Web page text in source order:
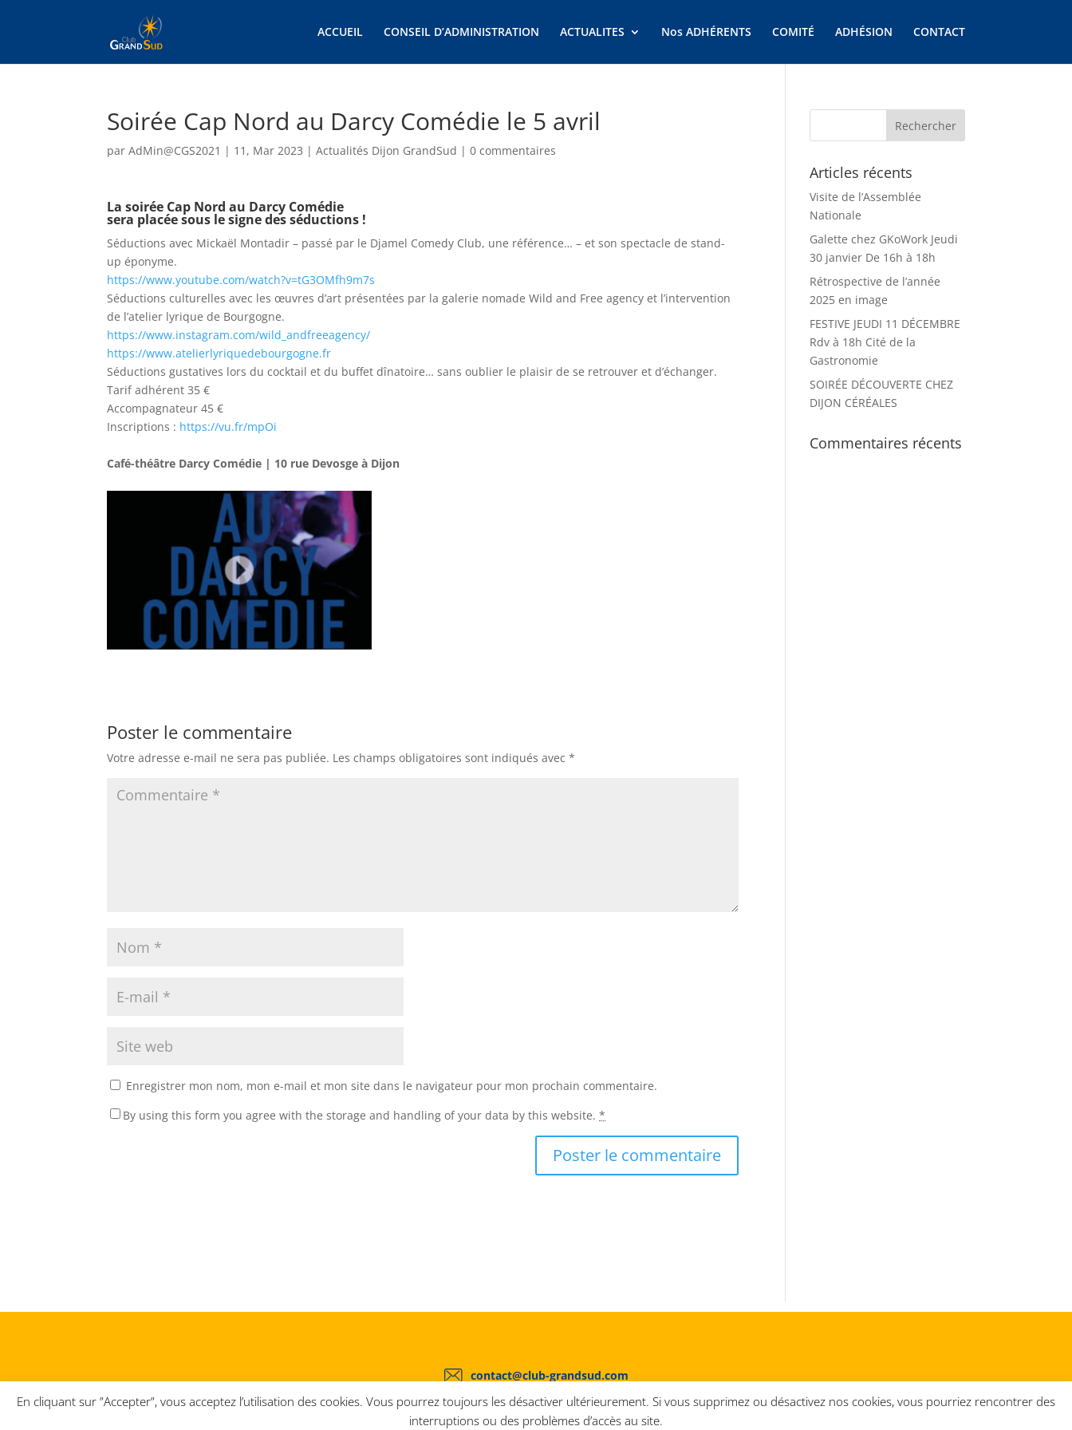
ACCUEIL CONSEIL D’ADMINISTRATION ACTUALITES Nos ADHÉRENTS COMITÉ ADHÉSION CONTACT
Soirée Cap Nord au Darcy Comédie le 5 avril
parAdMin@CGS2021 | 11, Mar 2023 |Actualités Dijon GrandSud |0 commentaires
La soirée Cap Nord au Darcy Comédie
sera placée sous le signe des séductions !
Séductions avec Mickaël Montadir – passé par le Djamel Comedy Club, une référence… – et son spectacle de stand-
up éponyme.
https://www.youtube.com/watch?v=tG3OMfh9m7s
Séductions culturelles avec les œuvres d’art présentées par la galerie nomade Wild and Free agency et l’intervention
de l’atelier lyrique de Bourgogne.
https://www.instagram.com/wild_andfreeagency/
https://www.atelierlyriquedebourgogne.fr
Séductions gustatives lors du cocktail et du buffet dînatoire… sans oublier le plaisir de se retrouver et d’échanger.
Tarif adhérent 35 €
Accompagnateur 45 €
Inscriptions : https://vu.fr/mpOi
Café-théâtre Darcy Comédie | 10 rue Devosge à Dijon
Poster le commentaire
Votre adresse e-mail ne sera pas publiée. Les champs obligatoires sont indiqués avec*
Enregistrer mon nom, mon e-mail et mon site dans le navigateur pour mon prochain commentaire.
By using this form you agree with the storage and handling of your data by this website.*
Articles récents
Visite de l’Assemblée
Nationale
Galette chez GKoWork Jeudi
30 janvier De 16h à 18h
Rétrospective de l’année
2025 en image
FESTIVE JEUDI 11 DÉCEMBRE
Rdv à 18h Cité de la
Gastronomie
SOIRÉE DÉCOUVERTE CHEZ
DIJON CÉRÉALES
Commentaires récents
contact@club-grandsud.com
En cliquant sur ”Accepter”, vous acceptez l’utilisation des cookies. Vous pourrez toujours les désactiver ultérieurement. Si vous supprimez ou désactivez nos cookies, vous pourriez rencontrer des
interruptions ou des problèmes d’accès au site.